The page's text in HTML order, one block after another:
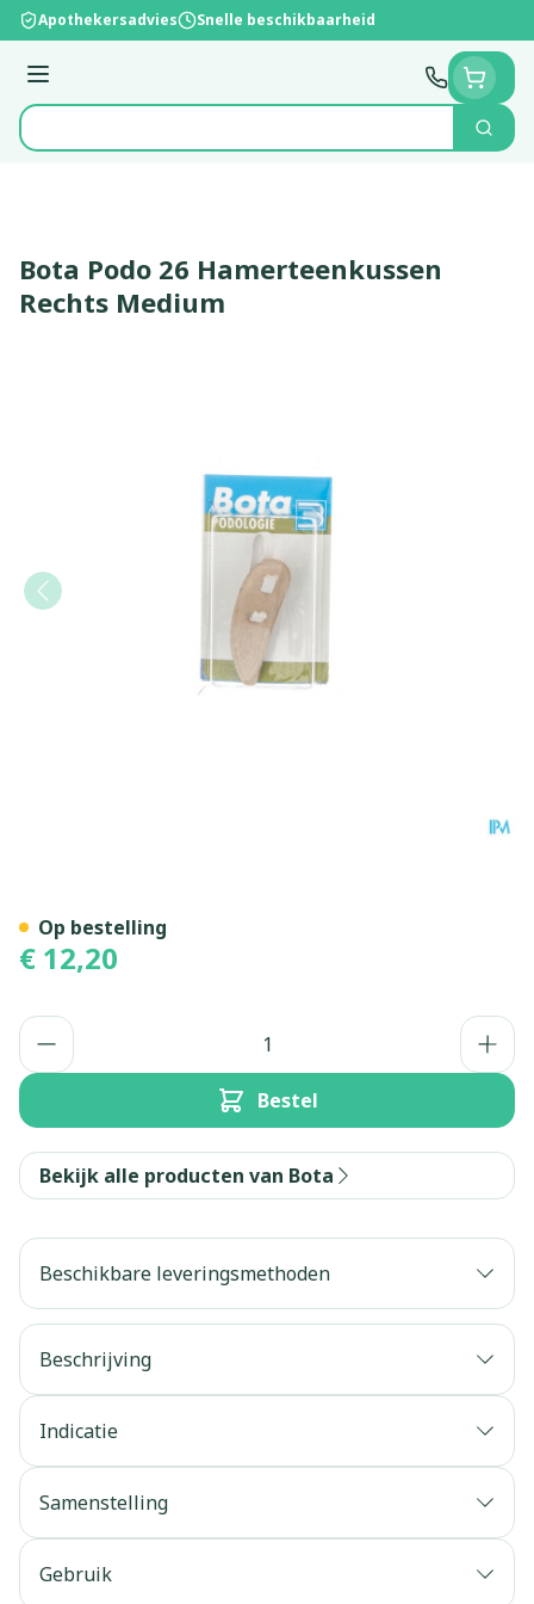
Ga naar de inhoud
Apothekersadvies Snelle beschikbaarheid
Menu
Product, merk, categorie...
Zoek
Bota Podo 26 Hamerteenkussen
Rechts Medium
€ 12,20
Aantal
Bestel
Op bestelling
Bekijk alle producten van Bota
Beschikbare leveringsmethoden
Beschrijving
Indicatie
Samenstelling
Gebruik